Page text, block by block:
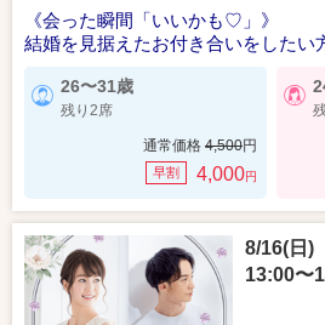
《会った瞬間「いいかも♡」》
結婚を見据えたお付き合いをしたい
26〜31歳
残り2席
通常価格 4,500円
早割 4,000円
8/16(日)
13:00〜